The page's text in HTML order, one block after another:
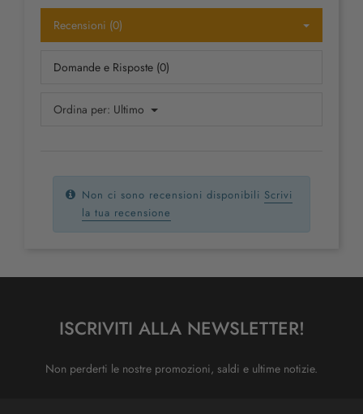
Recensioni (0)
Domande e Risposte (0)
Ordina per: Ultimo
Non ci sono recensioni disponibili Scrivi
la tua recensione
ISCRIVITI ALLA NEWSLETTER!
Non perderti le nostre promozioni, saldi e ultime notizie.